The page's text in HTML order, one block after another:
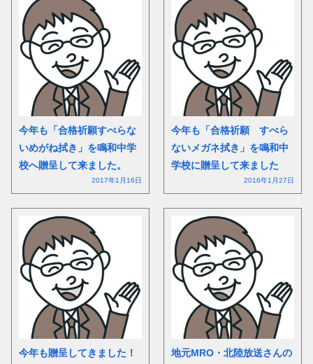
今年も「合格祈願すべらな
いめがね拭き」を鳴和中学
校へ贈呈して来ました。
2017年1月16日
今年も「合格祈願 すべら
ないメガネ拭き」を鳴和中
学校に贈呈して来ました
2016年1月27日
今年も贈呈してきました！
地元MRO・北陸放送さんの